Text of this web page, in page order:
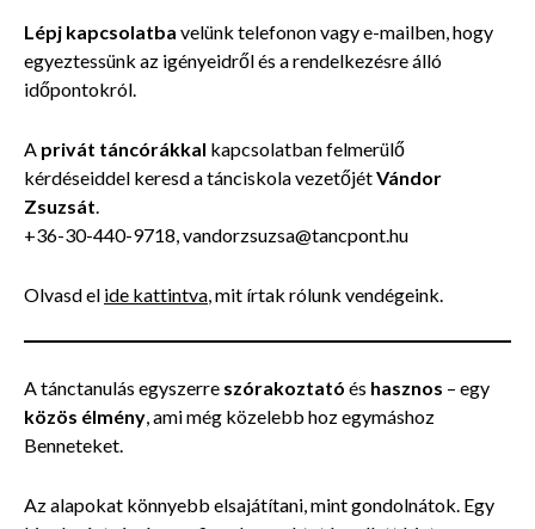
Lépj kapcsolatba velünk telefonon vagy e-mailben, hogy
egyeztessünk az igényeidről és a rendelkezésre álló
időpontokról.
A privát táncórákkal kapcsolatban felmerülő
kérdéseiddel keresd a tánciskola vezetőjétVándor
Zsuzsát.
+36-30-440-9718, vandorzsuzsa@tancpont.hu
Olvasd el ide kattintva, mit írtak rólunk vendégeink.
A tánctanulás egyszerre szórakoztató és hasznos – egy
közös élmény, ami még közelebb hoz egymáshoz
Benneteket.
Az alapokat könnyebb elsajátítani, mint gondolnátok. Egy